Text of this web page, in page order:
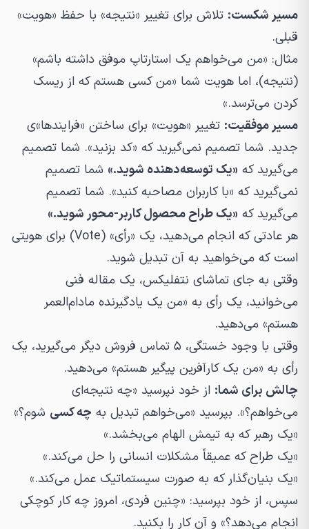
مسیر شکست: تلاش برای تغییر «نتیجه» با حفظ «هویت»
قبلی.
مثال: «من می‌خواهم یک استارتاپ موفق داشته باشم»
(نتیجه)، اما هویت شما «من کسی هستم که از ریسک
کردن می‌ترسد.»
مسیر موفقیت: تغییر «هویت» برای ساختن «فرایندها»ی
جدید. شما تصمیم نمی‌گیرید که «کد بزنید». شما تصمیم
می‌گیرید که «یک توسعه‌دهنده شوید.» شما تصمیم
نمی‌گیرید که «با کاربران مصاحبه کنید». شما تصمیم
می‌گیرید که «یک طراح محصول کاربر-محور شوید.»
هر عادتی که انجام می‌دهید، یک «رأی» (Vote) برای هویتی
است که می‌خواهید به آن تبدیل شوید.
وقتی به جای تماشای نتفلیکس، یک مقاله فنی
می‌خوانید، یک رأی به «من یک یادگیرنده مادام‌العمر
هستم» می‌دهید.
وقتی با وجود خستگی، ۵ تماس فروش دیگر می‌گیرید، یک
رأی به «من یک کارآفرین پیگیر هستم» می‌دهید.
چالش برای شما: از خود نپرسید «چه نتیجه‌ای
می‌خواهم؟». بپرسید «می‌خواهم تبدیل به چه کسی شوم؟»
«یک رهبر که به تیمش الهام می‌بخشد.»
«یک طراح که عمیقاً مشکلات انسانی را حل می‌کند.»
«یک بنیان‌گذار که به صورت سیستماتیک عمل می‌کند.»
سپس، از خود بپرسید: «چنین فردی، امروز چه کار کوچکی
انجام می‌دهد؟» و آن کار را بکنید.